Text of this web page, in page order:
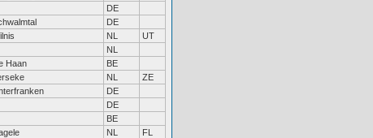
DE
DE
NL
UT
NL
Haan
BE
NL
ZE
DE
DE
BE
NL
FL